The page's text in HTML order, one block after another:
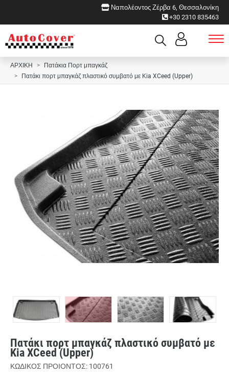
Ναπολέοντος Ζέρβα 6, Θεσσαλονίκη
+30 2310 835463
ΑΡΧΙΚΗ
Πατάκια Πορτ μπαγκάζ
Πατάκι πορτ μπαγκάζ πλαστικό συμβατό με Kia XCeed (Upper)
Πατάκι πορτ μπαγκάζ πλαστικό συμβατό με
Kia XCeed (Upper)
ΚΩΔΙΚΟΣ ΠΡΟΙΟΝΤΟΣ: 100761